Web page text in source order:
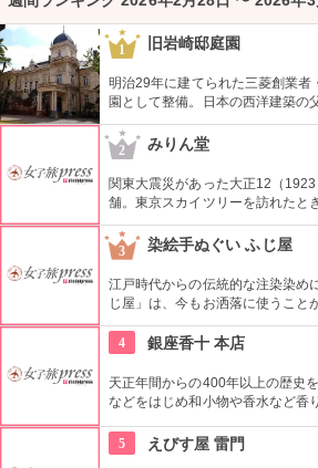
1 旧岩崎邸庭園
明治29年に建てられた三菱創業者
園として整備。日本の西洋建築の
洋館や撞球室は本格的な西洋木造
文化財にもなっている。
2 みりん堂
関東大震災があった大正12（
舗。東京スカイツリーを訪れたと
あたたかい「おもてなしの心」に
ではぬれ煎餅にアイスクリームを
気。
3 染絵手ぬぐい ふじ屋
江戸時代からの伝統的な注染染め
じ屋」は、今もお洒落に使うこと
伝統柄の手ぬぐいを常時200種類
地の小物も各種扱っています。
4 銀座香十 本店
天正年間からの400年以上の歴史
などをはじめ和小物や香水など香
5
えびす屋 雷門